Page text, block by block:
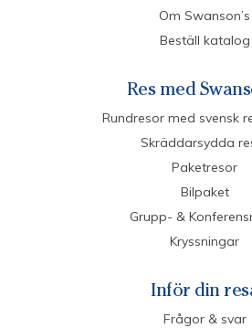
Om Swanson’s
Beställ katalog
Res med
Rundresor med svensk
Skräddarsydda
Paketresor
Bilpaket
Grupp- &
Kryssningar
Inför din
Frågor & svar